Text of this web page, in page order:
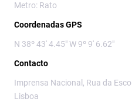
Metro: Rato
Coordenadas GPS
N 38º 43' 4.45" W 9º 9' 6.62"
Contacto
Imprensa Nacional, Rua da
Lisboa